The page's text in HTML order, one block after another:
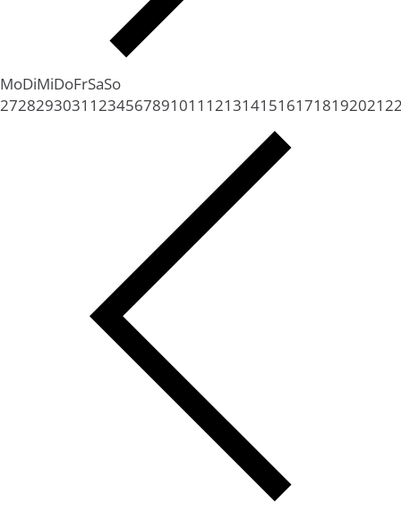
MoDiMiDoFrSaSo
2728293031 1234567891011 12131415161718192021